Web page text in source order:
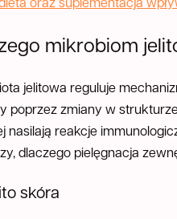
mikrobiom
jelitowa reguluje
poprzez zmiany w
nasilają reakcje
dlaczego pielęgnacja
skóra